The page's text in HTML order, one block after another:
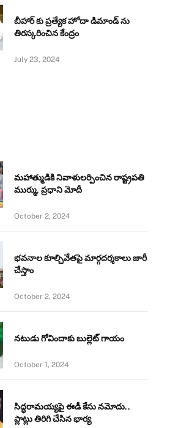
బీహార్ కు ప్రత్యేక హోదా డిమాండ్ ను
తిరస్కరించిన కేంద్రం
July 23, 2024
మహాత్ముడికి నివాళులర్పించిన రాష్ట్రపతి
ముర్ము, ప్రధాని మోదీ
October 2, 2024
భవనాల కూల్చివేతపై మార్గదర్శకాలు జారీ
చేస్తాం
October 2, 2024
నటుడు గోవిందాకు బుల్లెట్ గాయం
October 1, 2024
సిద్ధరామయ్యపై ఈడీ కేసు నమోదు..
ప్లాట్లు తిరిగి చేసిన భార్య